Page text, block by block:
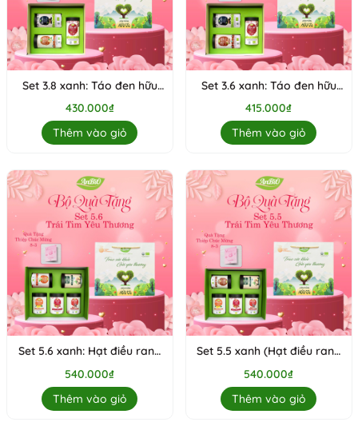
Set 3.8 xanh: Táo đen hữu
rang muối không vỏ hữu cơ
430.000₫
Thêm vào giỏ
Set 3.6 xanh: Táo đen hữu
Hạt điều rang muối có vỏ
hữu cơ
415.000₫
Thêm vào giỏ
Set 5.6 xanh: Hạt điều rang
HC, Táo đỏ HC, Macca mộc,
Kỷ tử HC
540.000₫
Thêm vào giỏ
Set 5.5 xanh (Hạt điều rang
Táo đỏ HC, Macca mộc, Kỷ
tử HC)
540.000₫
Thêm vào giỏ